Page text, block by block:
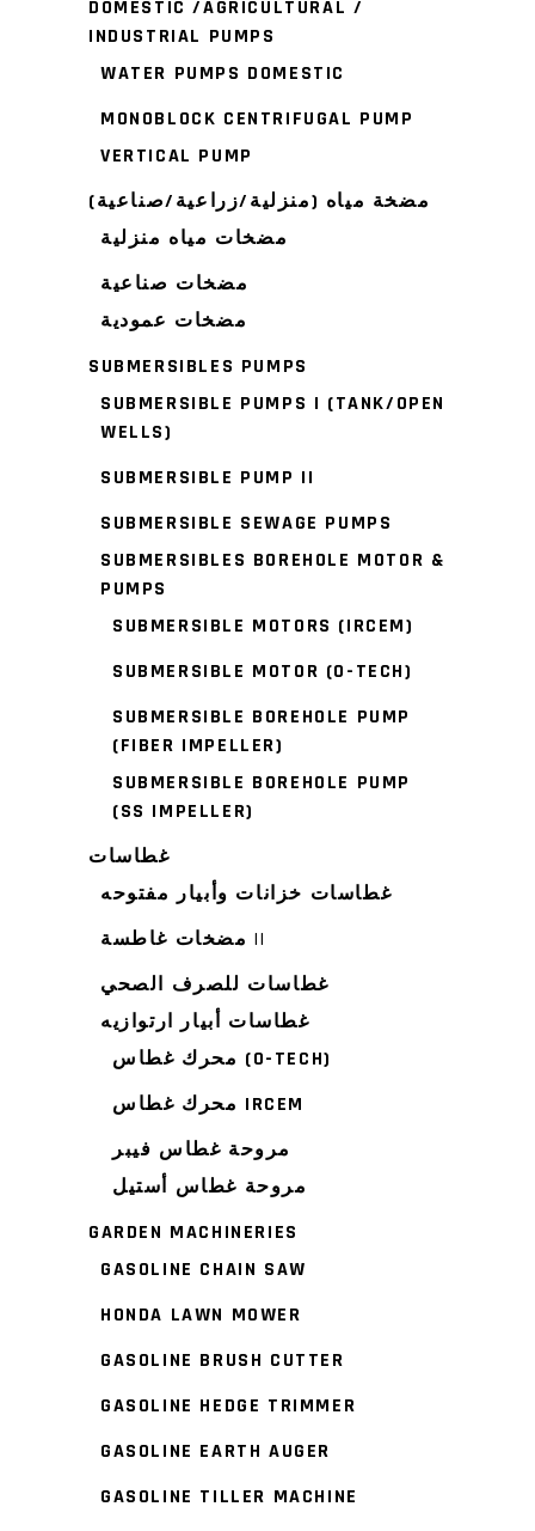
DOMESTIC /AGRICULTURAL /
INDUSTRIAL PUMPS
WATER PUMPS DOMESTIC
MONOBLOCK CENTRIFUGAL PUMP
VERTICAL PUMP
مضخة مياه (منزلية/زراعية/صناعية)
مضخات مياه منزلية
مضخات صناعية
مضخات عمودية
SUBMERSIBLES PUMPS
SUBMERSIBLE PUMPS I (TANK/OPEN
WELLS)
SUBMERSIBLE PUMP II
SUBMERSIBLE SEWAGE PUMPS
SUBMERSIBLES BOREHOLE MOTOR &
PUMPS
SUBMERSIBLE MOTORS (IRCEM)
SUBMERSIBLE MOTOR (O-TECH)
SUBMERSIBLE BOREHOLE PUMP
(FIBER IMPELLER)
SUBMERSIBLE BOREHOLE PUMP
(SS IMPELLER)
غطاسات
غطاسات خزانات وأبيار مفتوحه
مضخات غاطسة ||
غطاسات للصرف الصحي
غطاسات أبيار ارتوازيه
محرك غطاس (O-TECH)
محرك غطاس IRCEM
مروحة غطاس فيبر
مروحة غطاس أستيل
GARDEN MACHINERIES
GASOLINE CHAIN SAW
HONDA LAWN MOWER
GASOLINE BRUSH CUTTER
GASOLINE HEDGE TRIMMER
GASOLINE EARTH AUGER
GASOLINE TILLER MACHINE